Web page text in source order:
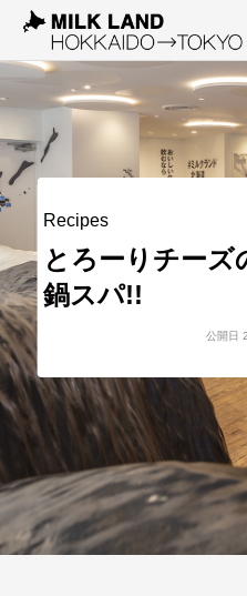
Recipes
とろーりチーズ
鍋スパ!!
公開日